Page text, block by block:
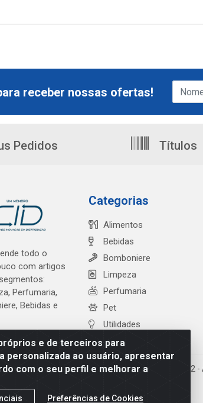
e de terceiros para
personalizada ao usuário, apresentar
com o seu perfil e melhorar a
Preferências de Cookies
receber nossas ofertas!
Pedidos Títulos
todo o
com artigos
Perfumaria,
Bebidas e
Categorias
Alimentos
Bebidas
Bomboniere
Limpeza
Perfumaria
Pet
Utilidades
Cardeal Distribuidora - Estrada Alto do Moura, 582